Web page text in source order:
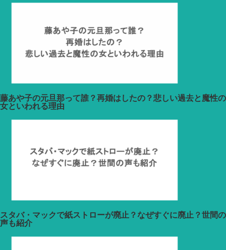
藤あや子の元旦那って誰？再婚はしたの？悲しい過去と魔性の
女といわれる理由
スタバ・マックで紙ストローが廃止？なぜすぐに廃止？世間の
声も紹介